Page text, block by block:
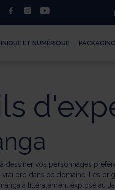
facebookinstagram
ET NUMÉRIQUE PACKAGING
dessiner vos personnages
pro dans ce domaine. Les
a littéralement explosé au